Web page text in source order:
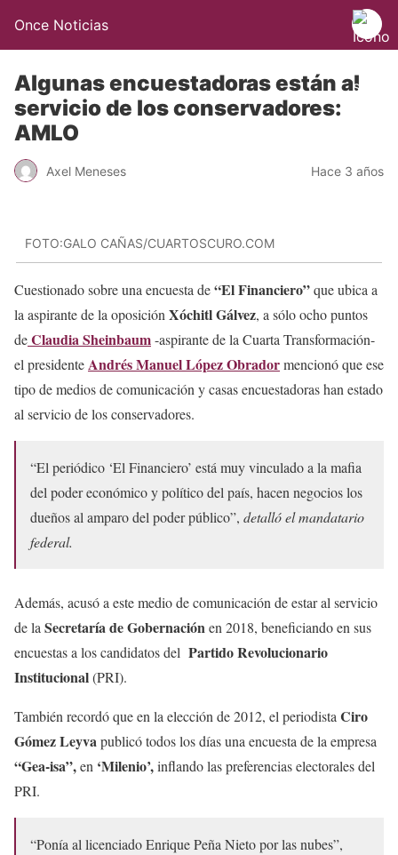
Once Noticias
Algunas encuestadoras están al
servicio de los conservadores:
AMLO
Axel Meneses Hace 3 años
FOTO:GALO CAÑAS/CUARTOSCURO.COM
Cuestionado sobre una encuesta de“El Financiero”que ubica a
la aspirante de la oposición Xóchitl Gálvez, a sólo ocho puntos
deClaudia Sheinbaum-aspirante de la Cuarta Transformación-
el presidenteAndrés Manuel López Obradormencionó que ese
tipo de medios de comunicación y casas encuestadoras han estado
al servicio de los conservadores.
“El periódico ‘El Financiero’ está muy vinculado a la mafia
del poder económico y político del país, hacen negocios los
dueños al amparo del poder público”, detalló el mandatario
federal.
Además, acusó a este medio de comunicación de estar al servicio
de la Secretaría de Gobernaciónen 2018, beneficiando en sus
encuestas a los candidatos del Partido Revolucionario
Institucional(PRI).
También recordó que en la elección de 2012, el periodista Ciro
Gómez Leyvapublicó todos los días una encuesta de la empresa
“Gea-isa”,en ‘Milenio’,inflando las preferencias electorales del
PRI.
“Ponía al licenciado Enrique Peña Nieto por las nubes”,